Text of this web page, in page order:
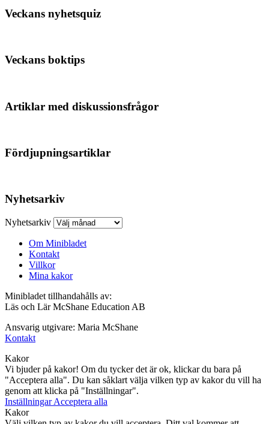
Veckans nyhetsquiz
Veckans boktips
Artiklar med diskussionsfrågor
Fördjupningsartiklar
Nyhetsarkiv
Nyhetsarkiv
Om Minibladet
Kontakt
Villkor
Mina kakor
Minibladet tillhandahålls av:
Läs och Lär McShane Education AB
Ansvarig utgivare: Maria McShane
Kontakt
Kakor
Vi bjuder på kakor! Om du tycker det är ok, klickar du bara på
"Acceptera alla". Du kan såklart välja vilken typ av kakor du vill ha
genom att klicka på "Inställningar".
InställningarAcceptera alla
Kakor